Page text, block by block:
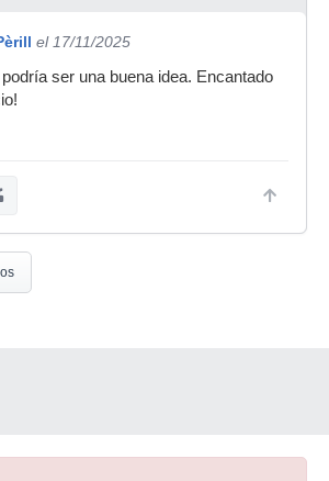
el 17/11/2025
ser una buena idea. Encantado